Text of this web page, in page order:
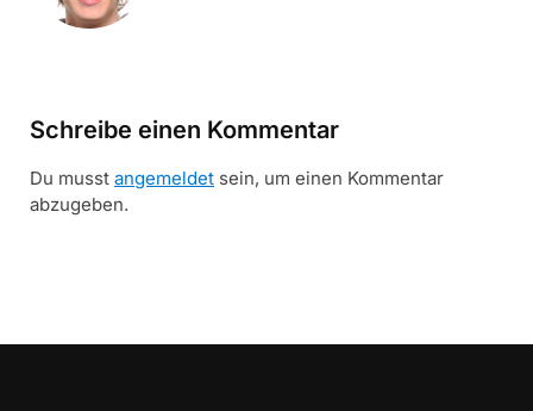
Schreibe einen Kommentar
Du musst angemeldet sein, um einen Kommentar
abzugeben.